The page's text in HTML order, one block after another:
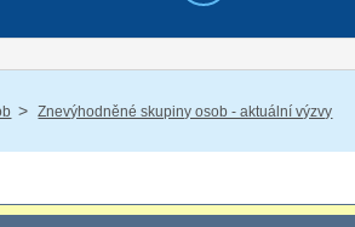
/ Znevýhodněné skupiny osob - aktuální výzvy